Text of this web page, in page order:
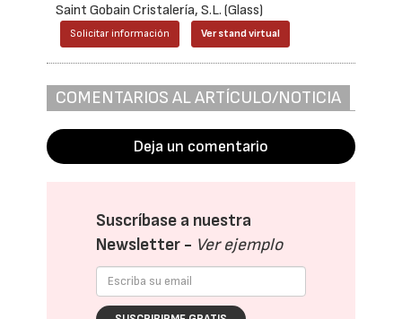
Saint Gobain Cristalería, S.L. (Glass)
Solicitar información Ver stand virtual
COMENTARIOS AL ARTÍCULO/NOTICIA
Deja un comentario
Suscríbase a nuestra
Newsletter - Ver ejemplo